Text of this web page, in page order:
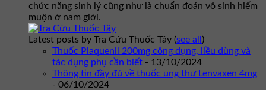
chức năng sinh lý cũng như là chuẩn đoán vô sinh hiếm
muộn ở nam giới.
Latest posts by Tra Cứu Thuốc Tây (see all )
Thuốc Plaquenil 200mg công dụng, liều dùng và
tác dụng phụ cần biết - 13/10/2024
Thông tin đầy đủ về thuốc ung thư Lenvaxen 4mg
- 06/10/2024